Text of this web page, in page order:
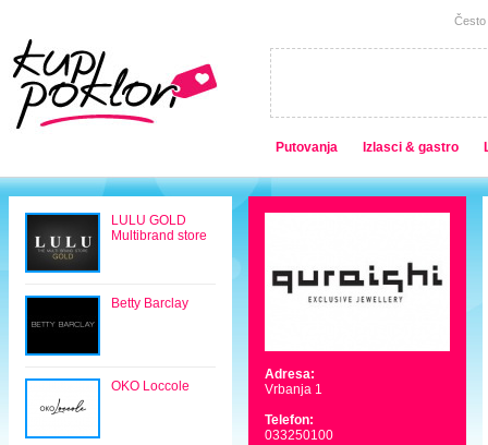
Često
Putovanja Izlasci & gastro
LULU GOLD
Multibrand store
Betty Barclay
OKO Loccole
Adresa:
Vrbanja 1
Telefon:
033250100